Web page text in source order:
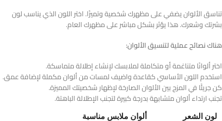
تناسق الألوان يضفي على مظهرك شخصية وتميزًا. اختر اللون الذي يناسب لون
بشرتك وشعرك. هذا يؤثر بشكل مباشر على مظهرك العام.
هناك نصائح عملية لتنسيق الألوان:
اختر ألوانًا متناغمة أو متكاملة لملابسك لإنشاء إطلالة متماسكة.
استخدم اللون الأساسي كقاعدة واضيف لمسات من ألوان مكملة لإضافة عمق.
كن جريئًا في المزج بين الألوان الصارخة لإظهار شخصيتك المميزة.
تجنب ارتداء ألوان متشابهة بدرجة كبيرة لتجنب الإطلالة الباهتة.
لون الشعر ألوان ملابس مناسبة